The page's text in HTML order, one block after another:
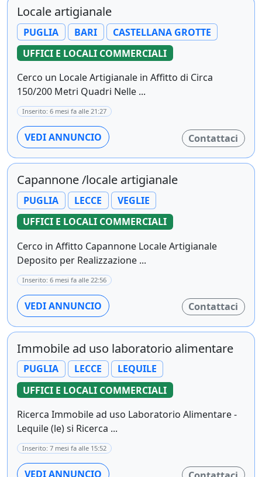
Locale artigianale
PUGLIA BARI
CASTELLANA GROTTE
UFFICI E LOCALI COMMERCIALI
Cerco un Locale Artigianale in Affitto di Circa
150/200 Metri Quadri Nelle ...
Inserito: 6 mesi fa alle 21:27
VEDI ANNUNCIO Contattaci
Capannone /locale artigianale
PUGLIA LECCE
VEGLIE
UFFICI E LOCALI COMMERCIALI
Cerco in Affitto Capannone Locale Artigianale
Deposito per Realizzazione ...
Inserito: 6 mesi fa alle 22:56
VEDI ANNUNCIO Contattaci
Immobile ad uso laboratorio alimentare
PUGLIA LECCE
LEQUILE
UFFICI E LOCALI COMMERCIALI
Ricerca Immobile ad uso Laboratorio Alimentare -
Lequile (le) si Ricerca ...
Inserito: 7 mesi fa alle 15:52
VEDI ANNUNCIO